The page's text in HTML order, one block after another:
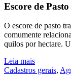
Escore de
O escore de pasto
comumente
quilos por hectare.
Leia mais
Cadastros gerais,